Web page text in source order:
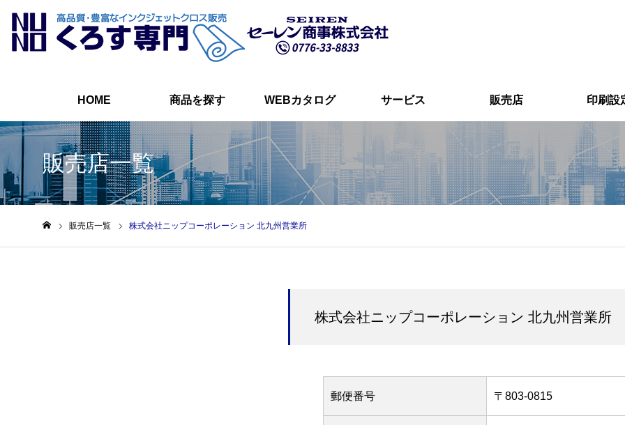
HOME 商品を探す WEBカタログ サービス 販売店 印刷設
販売店一覧
販売店一覧 株式会社ニップコーポレーション 北九州営業所
株式会社ニップコーポレーション 北九州営業所
郵便番号 〒803-0815